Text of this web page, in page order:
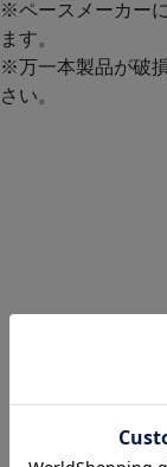
※ペースメーカー
ます。
※万一本製品が破
さい。